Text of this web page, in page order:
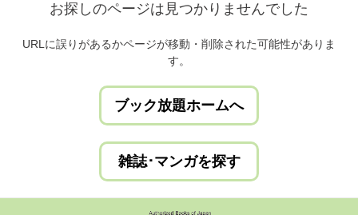
お探しのページは見つかりませんでした
URLに誤りがあるかページが移動・削除された可能性がありま
す。
ブック放題ホームへ
雑誌･マンガを探す